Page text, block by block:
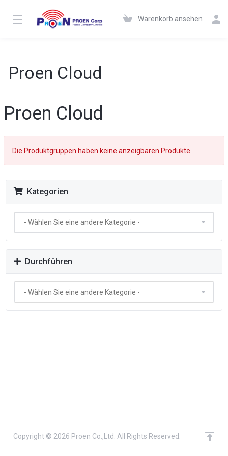
Warenkorb ansehen
Proen Cloud
Proen Cloud
Die Produktgruppen haben keine anzeigbaren Produkte
Kategorien
Durchführen
Copyright © 2026 Proen Co.,Ltd. All Rights Reserved.